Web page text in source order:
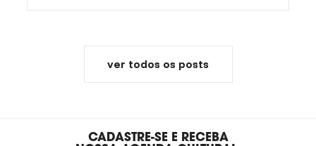
ver todos os posts
CADASTRE-SE E RECEBA